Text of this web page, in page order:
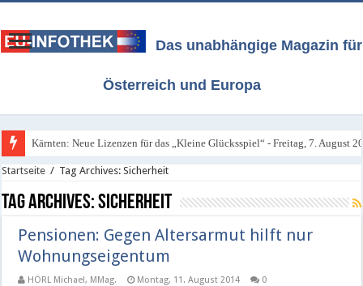
Das unabhängige Magazin für
Österreich und Europa
Kärnten: Neue Lizenzen für das „Kleine Glücksspiel“ - Freitag, 7. August
Startseite / Tag Archives: Sicherheit
Tag Archives:Sicherheit
Pensionen: Gegen Altersarmut hilft nur
Wohnungseigentum
HÖRL Michael, MMag. Montag, 11. August 2014 0